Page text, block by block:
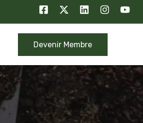
Devenir Membre